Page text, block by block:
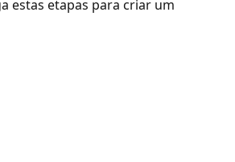
estas etapas para criar um